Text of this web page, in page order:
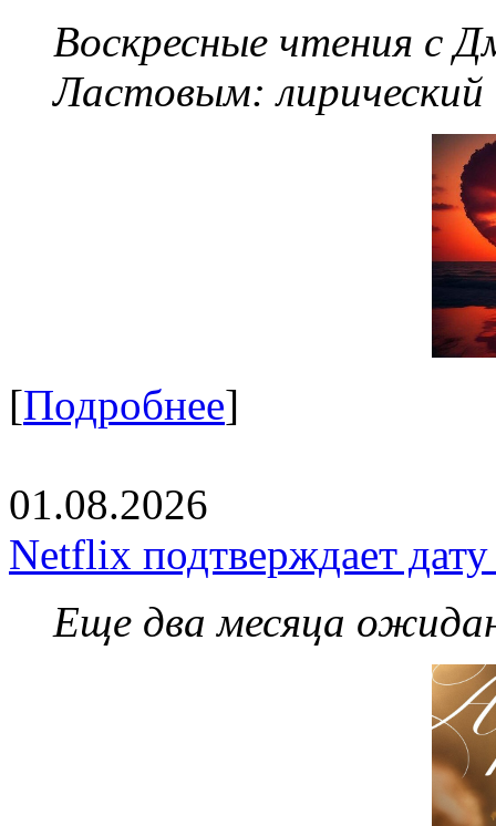
Воскресные чтения с
Ластовым:
[Подробнее]
01.08.2026
Netflix подтверждает
Еще два месяца